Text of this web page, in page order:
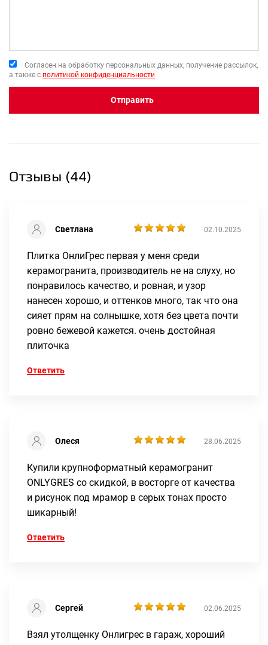
Согласен на обработку персональных данных, получение рассылок,
а также с политикой конфиденциальности
Отправить
Отзывы (44)
Светлана 02.10.2025
Плитка ОнлиГрес первая у меня среди
керамогранита, производитель не на слуху, но
понравилось качество, и ровная, и узор
нанесен хорошо, и оттенков много, так что она
сияет прям на солнышке, хотя без цвета почти
ровно бежевой кажется. очень достойная
плиточка
Ответить
Олеся 28.06.2025
Купили крупноформатный керамогранит
ONLYGRES со скидкой, в восторге от качества
и рисунок под мрамор в серых тонах просто
шикарный!
Ответить
Сергей 02.06.2025
Взял утолщенку Онлигрес в гараж, хороший